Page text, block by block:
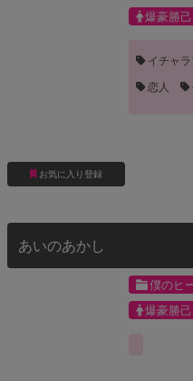
お気に入り登録
爆豪勝己
イチャ
恋人
あいのあかし
僕のヒ
爆豪勝己